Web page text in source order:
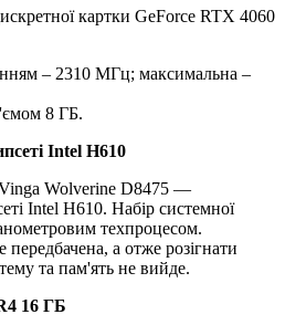
картки GeForce RTX 4060
– 2310 МГц; максимальна –
8 ГБ.
Intel H610
Wolverine D8475 —
Intel H610. Набір системної
техпроцесом.
а отже розігнати
та пам'ять не вийде.
16 ГБ